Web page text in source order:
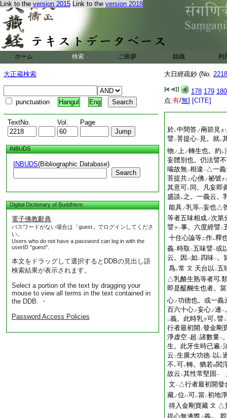
Link to the version 2015 Link to the version 2018
ホーム 検索 ご挨拶 組織 利
大正蔵検索
punctuation Hangul Eng
TextNo. Vol. Page
INBUDS
INBUDS(Bibliographic Database)
Search
Digital Dictionary of Buddhism
電子佛教辭典
パスワードがない場合は「guest」でログインしてくださ
い。
Users who do not have a password can log in with the
userID "guest".
本文をドラッグして選択するとDDBの見出し語
検索結果が表示されます。
Select a portion of the text by dragging your
mouse to view all terms in the text contained in
the DDB. ・
Password Access Policies
大日經疏鈔 (No.
178 179 180
点:有/無] [CITE]
於レ中間答ノ兩節見タ
譬二菩提心一 見。就レ
物 ノ上ノ轉生也。約 レ
妄體別也。仍法譬
喩故無二相違一△一義
菩提共ニ心佛ノ祕號ナ
其意可レ 同。凡妄即
盛談 レ之。一義云。
能具ノ乳等ハ妄也△
等者五味相成ノ次第
譬ヲ一事。六度經譬二
十住心論等ニ作レ釋
義一時取 二五味譬一或
云。因 ハ如 二 四味一。
爲レ常 文 天台以 二五
△乳酪生熟等者可レ
即是醍醐生也者。當
心ノ功徳也。或一義
百六十心ノ妄心ノ邊一
レ義。此時乳ヲ可レ譬二
行者最初開 二發金剛
淨虚空一超 二諸數量一
生。此牙生時已遍 二
云 二生廣大功徳一 以 レ
不 レ可レ轉。猶若四閻
故云 二其性常堅固 一
文一△行者最初開發
藏ノ位ハ可レ當二初地
得入金剛寶藏 文 △
提心無邊際 義 。